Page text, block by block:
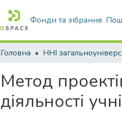
Фонди та зібрання
Головна
Метод
діяльності